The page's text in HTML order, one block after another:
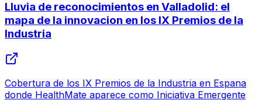
Lluvia de reconocimientos en Valladolid: el
mapa de la innovacion en los IX Premios de la
Industria
Cobertura de los IX Premios de la Industria en Espana
donde HealthMate aparece como Iniciativa Emergente